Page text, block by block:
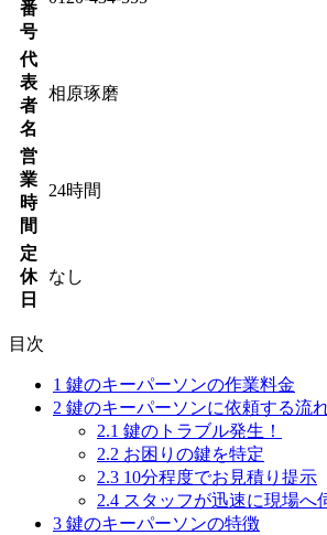
番
号
代
表
者
名
相原琢磨
営
業
時
間
24時間
定
休
日
なし
目次
1 鍵のキーパーソンの作業料金
2 鍵のキーパーソンに依頼する流
2.1 鍵のトラブル発生！
2.2 お困りの鍵を特定
2.3 10分程度でお見積り提示
2.4 スタッフが迅速に現場へ
3 鍵のキーパーソンの特徴